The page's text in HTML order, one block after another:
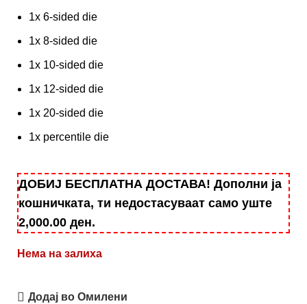
1x 6-sided die
1x 8-sided die
1x 10-sided die
1x 12-sided die
1x 20-sided die
1x percentile die
ДОБИЈ БЕСПЛАТНА ДОСТАВА! Дополни ја
кошничката, ти недостасуваат само уште
2,000.00 ден.
Нема на залиха
Додај во Омилени